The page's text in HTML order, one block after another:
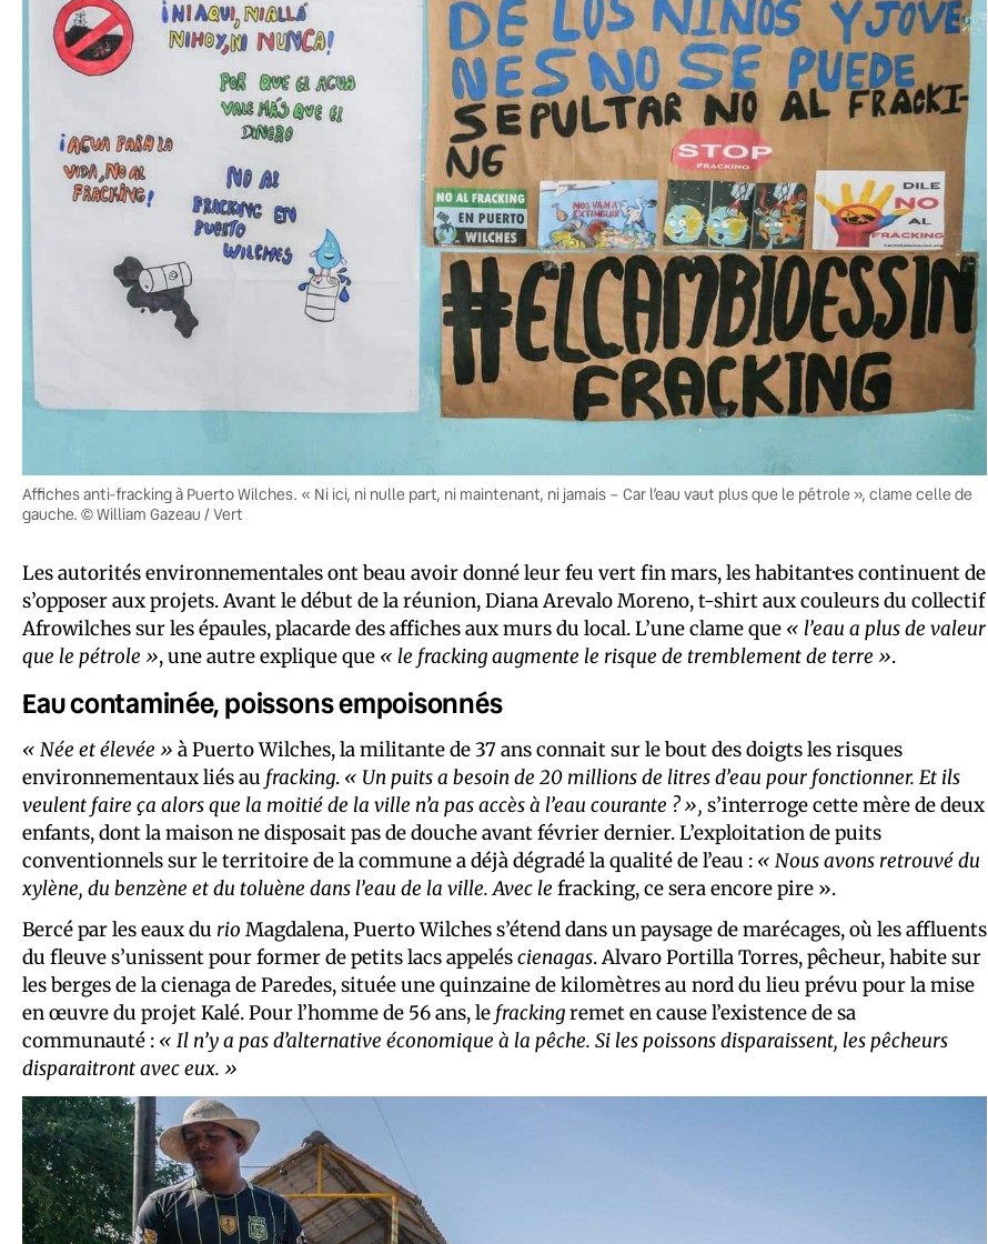
Affiches anti-fracking à Puerto Wilches. « Ni ici, ni nulle part, ni maintenant, ni jamais – Car l’eau vaut plus que le pétrole », clame celle de
gauche. © William Gazeau / Vert
Les autorités environnementales ont beau avoir donné leur feu vert fin mars, les habitant·es continuent de
s’opposer aux projets. Avant le début de la réunion, Diana Arevalo Moreno, t-shirt aux couleurs du collectif
Afrowilches sur les épaules, placarde des affiches aux murs du local. L’une clame que « l’eau a plus de valeur
que le pétrole », une autre explique que « le fracking augmente le risque de tremblement de terre ».
Eau contaminée, poissons empoisonnés
« Née et élevée » à Puerto Wilches, la militante de 37 ans connait sur le bout des doigts les risques
environnementaux liés au fracking. « Un puits a besoin de 20 millions de litres d’eau pour fonctionner. Et ils
veulent faire ça alors que la moitié de la ville n’a pas accès à l’eau courante ? », s’interroge cette mère de deux
enfants, dont la maison ne disposait pas de douche avant février dernier. L’exploitation de puits
conventionnels sur le territoire de la commune a déjà dégradé la qualité de l’eau : « Nous avons retrouvé du
xylène, du benzène et du toluène dans l’eau de la ville. Avec le fracking, ce sera encore pire ».
Bercé par les eaux du rio Magdalena, Puerto Wilches s’étend dans un paysage de marécages, où les affluents
du fleuve s’unissent pour former de petits lacs appeléscienagas. Alvaro Portilla Torres, pêcheur, habite sur
les berges de la cienaga de Paredes, située une quinzaine de kilomètres au nord du lieu prévu pour la mise
en œuvre du projet Kalé. Pour l’homme de 56 ans, le frackingremet en cause l’existence de sa
communauté : « Il n’y a pas d’alternative économique à la pêche. Si les poissons disparaissent, les pêcheurs
disparaitront avec eux. »